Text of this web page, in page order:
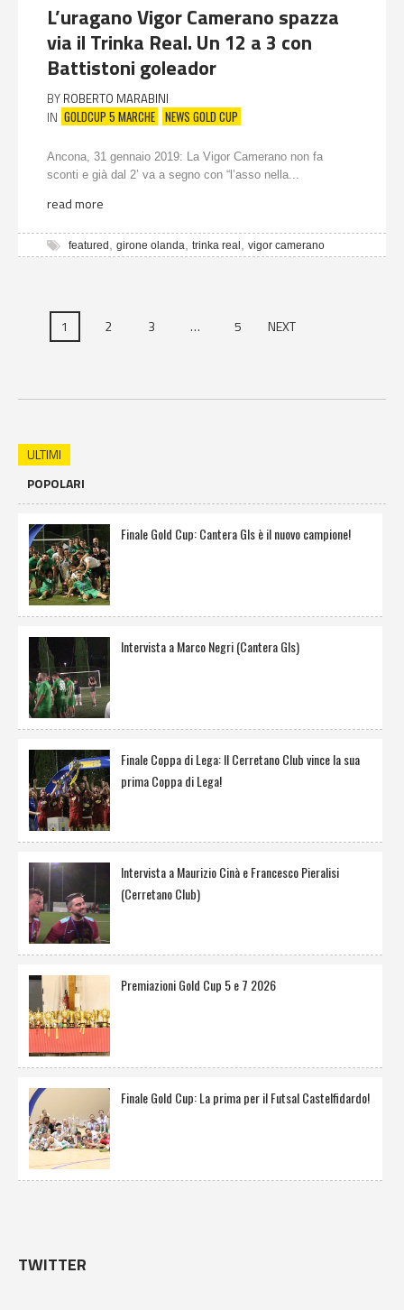
L’uragano Vigor Camerano spazza
via il Trinka Real. Un 12 a 3 con
Battistoni goleador
BY ROBERTO MARABINI
IN GOLDCUP 5 MARCHE NEWS GOLD CUP
Ancona, 31 gennaio 2019: La Vigor Camerano non fa
sconti e già dal 2’ va a segno con “l’asso nella...
read more
featured girone olanda trinka real vigor camerano
1 2 3 … 5 NEXT
ULTIMI
POPOLARI
Finale Gold Cup: Cantera Gls è il nuovo campione!
Intervista a Marco Negri (Cantera Gls)
Finale Coppa di Lega: Il Cerretano Club vince la sua
prima Coppa di Lega!
Intervista a Maurizio Cinà e Francesco Pieralisi
(Cerretano Club)
Premiazioni Gold Cup 5 e 7 2026
Finale Gold Cup: La prima per il Futsal Castelfidardo!
TWITTER